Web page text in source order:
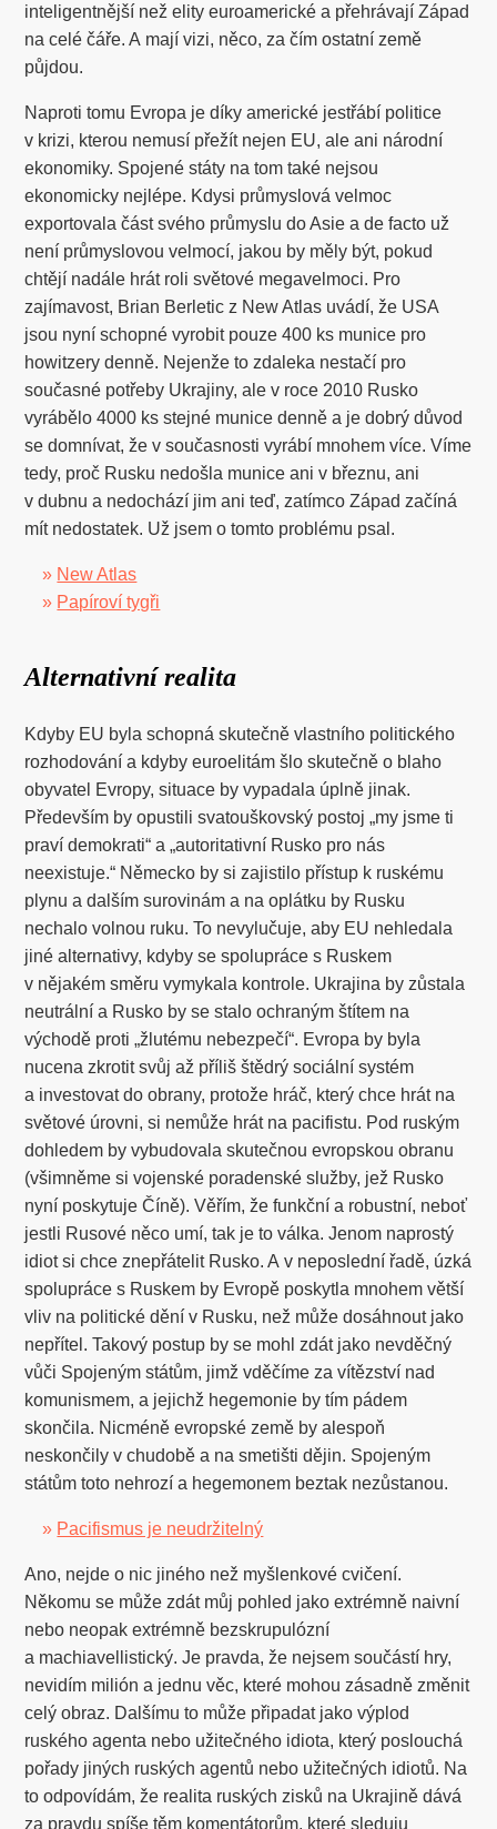
inteligentnější než elity euroamerické a přehrávají Západ
na celé čáře. A mají vizi, něco, za čím ostatní země
půjdou.
Naproti tomu Evropa je díky americké jestřábí politice
v krizi, kterou nemusí přežít nejen EU, ale ani národní
ekonomiky. Spojené státy na tom také nejsou
ekonomicky nejlépe. Kdysi průmyslová velmoc
exportovala část svého průmyslu do Asie a de facto už
není průmyslovou velmocí, jakou by měly být, pokud
chtějí nadále hrát roli světové megavelmoci. Pro
zajímavost, Brian Berletic z New Atlas uvádí, že USA
jsou nyní schopné vyrobit pouze 400 ks munice pro
howitzery denně. Nejenže to zdaleka nestačí pro
současné potřeby Ukrajiny, ale v roce 2010 Rusko
vyrábělo 4000 ks stejné munice denně a je dobrý důvod
se domnívat, že v současnosti vyrábí mnohem více. Víme
tedy, proč Rusku nedošla munice ani v březnu, ani
v dubnu a nedochází jim ani teď, zatímco Západ začíná
mít nedostatek. Už jsem o tomto problému psal.
» New Atlas
» Papíroví tygři
Alternativní realita
Kdyby EU byla schopná skutečně vlastního politického
rozhodování a kdyby euroelitám šlo skutečně o blaho
obyvatel Evropy, situace by vypadala úplně jinak.
Především by opustili svatouškovský postoj „my jsme ti
praví demokrati“ a „autoritativní Rusko pro nás
neexistuje.“ Německo by si zajistilo přístup k ruskému
plynu a dalším surovinám a na oplátku by Rusku
nechalo volnou ruku. To nevylučuje, aby EU nehledala
jiné alternativy, kdyby se spolupráce s Ruskem
v nějakém směru vymykala kontrole. Ukrajina by zůstala
neutrální a Rusko by se stalo ochraným štítem na
východě proti „žlutému nebezpečí“. Evropa by byla
nucena zkrotit svůj až příliš štědrý sociální systém
a investovat do obrany, protože hráč, který chce hrát na
světové úrovni, si nemůže hrát na pacifistu. Pod ruským
dohledem by vybudovala skutečnou evropskou obranu
(všimněme si vojenské poradenské služby, jež Rusko
nyní poskytuje Číně). Věřím, že funkční a robustní, neboť
jestli Rusové něco umí, tak je to válka. Jenom naprostý
idiot si chce znepřátelit Rusko. A v neposlední řadě, úzká
spolupráce s Ruskem by Evropě poskytla mnohem větší
vliv na politické dění v Rusku, než může dosáhnout jako
nepřítel. Takový postup by se mohl zdát jako nevděčný
vůči Spojeným státům, jimž vděčíme za vítězství nad
komunismem, a jejichž hegemonie by tím pádem
skončila. Nicméně evropské země by alespoň
neskončily v chudobě a na smetišti dějin. Spojeným
státům toto nehrozí a hegemonem beztak nezůstanou.
» Pacifismus je neudržitelný
Ano, nejde o nic jiného než myšlenkové cvičení.
Někomu se může zdát můj pohled jako extrémně naivní
nebo neopak extrémně bezskrupulózní
a machiavellistický. Je pravda, že nejsem součástí hry,
nevidím milión a jednu věc, které mohou zásadně změnit
celý obraz. Dalšímu to může připadat jako výplod
ruského agenta nebo užitečného idiota, který poslouchá
pořady jiných ruských agentů nebo užitečných idiotů. Na
to odpovídám, že realita ruských zisků na Ukrajině dává
za pravdu spíše těm komentátorům, které sleduju